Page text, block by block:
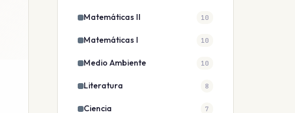
Matemáticas II 10
Matemáticas I 10
Medio Ambiente 10
Literatura 8
Ciencia 7